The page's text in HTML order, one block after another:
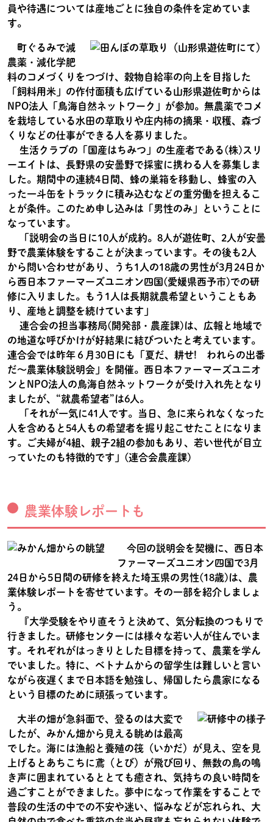
員や待遇については産地ごとに独自の条件を定めていま
す。
町ぐるみで減
農薬・減化学肥
料のコメづくりをつづけ、穀物自給率の向上を目指した
「飼料用米」の作付面積も広げている山形県遊佐町からは
NPO法人「鳥海自然ネットワーク」が参加。無農薬でコメ
を栽培している水田の草取りや庄内柿の摘果・収穫、森づ
くりなどの仕事ができる人を募りました。
生活クラブの「国産はちみつ」の生産者である(株)スリ
ーエイトは、長野県の安曇野で採蜜に携わる人を募集しま
した。期間中の連続4日間、蜂の巣箱を移動し、蜂蜜の入
った一斗缶をトラックに積み込むなどの重労働を担えるこ
とが条件。このため申し込みは「男性のみ」ということに
なっています。
「説明会の当日に10人が成約。8人が遊佐町、2人が安曇
野で農業体験をすることが決まっています。その後も2人
から問い合わせがあり、うち1人の18歳の男性が3月24日か
ら西日本ファーマーズユニオン四国(愛媛県西予市)での研
修に入りました。もう1人は長期就農希望ということもあ
り、産地と調整を続けています」
連合会の担当事務局(開発部・農産課)は、広報と地域で
の地道な呼びかけが好結果に結びついたと考えています。
連合会では昨年６月30日にも「夏だ、耕せ! われらの出番
だ～農業体験説明会」を開催。西日本ファーマーズユニオ
ンとNPO法人の鳥海自然ネットワークが受け入れ先となり
ましたが、“就農希望者”は6人。
「それが一気に41人です。当日、急に来られなくなった
人を含めると54人もの希望者を掘り起こせたことになりま
す。ご夫婦が4組、親子2組の参加もあり、若い世代が目立
っていたのも特徴的です」(連合会農産課)
農業体験レポートも
今回の説明会を契機に、西日本
ファーマーズユニオン四国で3月
24日から5日間の研修を終えた埼玉県の男性(18歳)は、農
業体験レポートを寄せています。その一部を紹介しましょ
う。
『大学受験をやり直そうと決めて、気分転換のつもりで
行きました。研修センターには様々な若い人が住んでいま
す。それぞれがはっきりとした目標を持って、農業を学ん
でいました。特に、ベトナムからの留学生は難しいと言い
ながら夜遅くまで日本語を勉強し、帰国したら農家になる
という目標のために頑張っています。
大半の畑が急斜面で、登るのは大変で
したが、みかん畑から見える眺めは最高
でした。海には漁船と養殖の筏（いかだ）が見え、空を見
上げるとあちこちに鳶（とび）が飛び回り、無数の鳥の鳴
き声に囲まれているととても癒され、気持ちの良い時間を
過ごすことができました。夢中になって作業をすることで
普段の生活の中での不安や迷い、悩みなどが忘れられ、大